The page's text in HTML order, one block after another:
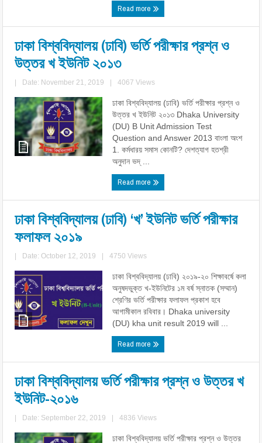
Read more
ঢাকা বিশ্ববিদ্যালয় (ঢাবি) ভর্তি পরীক্ষার প্রশ্ন ও
উত্তর খ ইউনিট ২০১৩
Date: November 21, 2019 4067 Views
ঢাকা বিশ্ববিদ্যালয় (ঢাবি) ভর্তি পরীক্ষার প্রশ্ন ও
উত্তর খ ইউনিট ২০১৩ Dhaka University
(DU) B Unit Admission Test
Question and Answer 2013 বাংলা অংশ
1. কর্মধারয় সমাস কোনটি? দেশত্যাগ হতশ্রী
অনুদান ভদ্ ...
Read more
ঢাকা বিশ্ববিদ্যালয় (ঢাবি) ‘খ’ ইউনিট ভর্তি পরীক্ষার
ফলাফল ২০১৯
Date: October 12, 2019 4750 Views
ঢাকা বিশ্ববিদ্যালয় (ঢাবি) ২০১৯-২০ শিক্ষাবর্ষে কলা
অনুষদভুক্ত খ-ইউনিটের ১ম বর্ষ স্নাতক (সম্মান)
শ্রেণির ভর্তি পরীক্ষার ফলাফল প্রকাশ হবে
আগামীকাল রবিবার। Dhaka university
(DU) kha unit result 2019 will ...
Read more
ঢাকা বিশ্ববিদ্যালয় ভর্তি পরীক্ষার প্রশ্ন ও উত্তর খ
ইউনিট-২০১৬
Date: September 22, 2019 4836 Views
ঢাকা বিশ্ববিদ্যালয় ভর্তি পরীক্ষার প্রশ্ন ও উত্তর